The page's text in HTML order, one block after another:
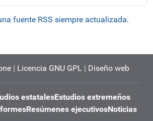
fuente RSS siempre actualizada.
| Licencia GNU GPL | Diseño web
estatalesEstudios extremeños
Resúmenes ejecutivosNoticias